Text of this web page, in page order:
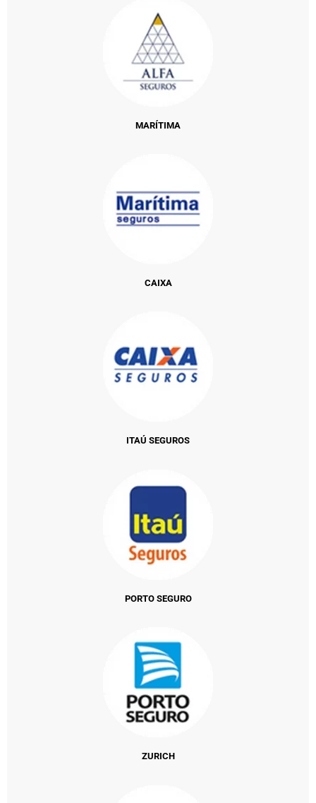
MARÍTIMA
CAIXA
ITAÚ SEGUROS
PORTO SEGURO
ZURICH